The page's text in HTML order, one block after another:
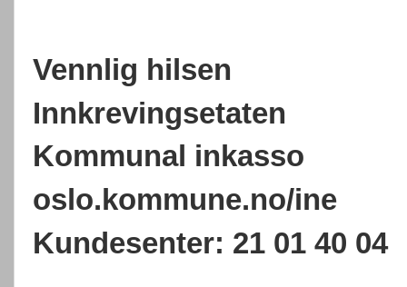
Vennlig hilsen
Innkrevingsetaten
Kommunal inkasso
oslo.kommune.no/ine
Kundesenter: 21 01 40 04